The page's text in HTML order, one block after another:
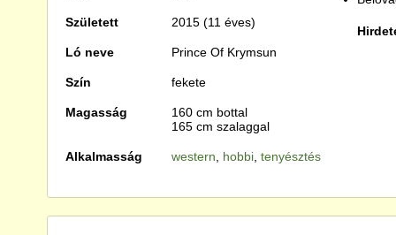
Született 2015 (11 éves)
Ló neve Prince Of Krymsun
Szín fekete
Magasság
160 cm bottal
165 cm szalaggal
Alkalmasság western hobbi, tenyésztés